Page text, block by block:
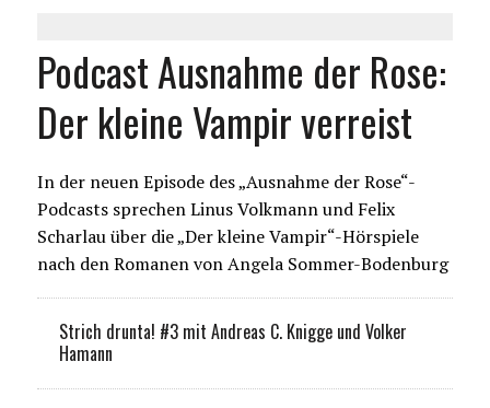
Podcast Ausnahme der Rose:
Der kleine Vampir verreist
In der neuen Episode des „Ausnahme der Rose“-
Podcasts sprechen Linus Volkmann und Felix
Scharlau über die „Der kleine Vampir“-Hörspiele
nach den Romanen von Angela Sommer-Bodenburg
Strich drunta! #3 mit Andreas C. Knigge und Volker
Hamann